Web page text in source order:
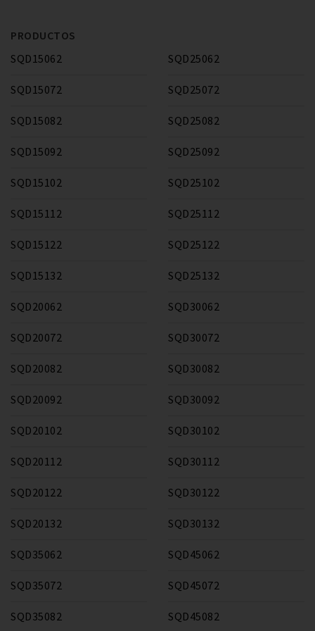
PRODUCTOS
SQD15062
SQD15072
SQD15082
SQD15092
SQD15102
SQD15112
SQD15122
SQD15132
SQD20062
SQD20072
SQD20082
SQD20092
SQD20102
SQD20112
SQD20122
SQD20132
SQD25062
SQD25072
SQD25082
SQD25092
SQD25102
SQD25112
SQD25122
SQD25132
SQD30062
SQD30072
SQD30082
SQD30092
SQD30102
SQD30112
SQD30122
SQD30132
SQD35062
SQD35072
SQD35082
SQD45062
SQD45072
SQD45082